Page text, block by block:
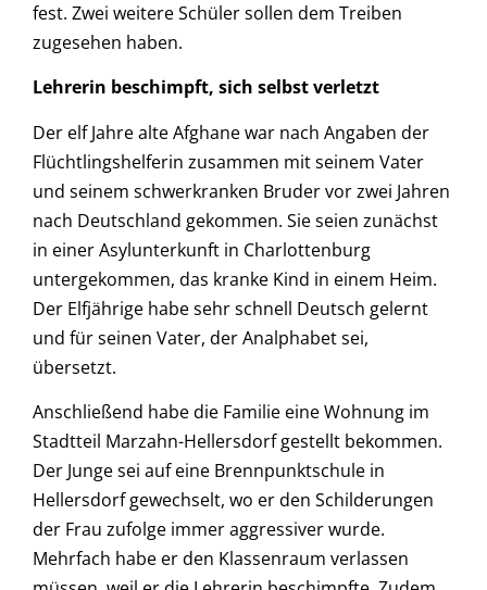
fest. Zwei weitere Schüler sollen dem Treiben
zugesehen haben.
Lehrerin beschimpft, sich selbst verletzt
Der elf Jahre alte Afghane war nach Angaben der
Flüchtlingshelferin zusammen mit seinem Vater
und seinem schwerkranken Bruder vor zwei Jahren
nach Deutschland gekommen. Sie seien zunächst
in einer Asylunterkunft in Charlottenburg
untergekommen, das kranke Kind in einem Heim.
Der Elfjährige habe sehr schnell Deutsch gelernt
und für seinen Vater, der Analphabet sei,
übersetzt.
Anschließend habe die Familie eine Wohnung im
Stadtteil Marzahn-Hellersdorf gestellt bekommen.
Der Junge sei auf eine Brennpunktschule in
Hellersdorf gewechselt, wo er den Schilderungen
der Frau zufolge immer aggressiver wurde.
Mehrfach habe er den Klassenraum verlassen